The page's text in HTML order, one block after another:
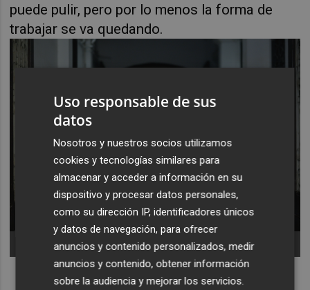
puede pulir, pero por lo menos la forma de
trabajar se va quedando.
Foto: KIKE TABERNER
Uso responsable de sus
datos
Nosotros y nuestros socios utilizamos
cookies y tecnologías similares para
almacenar y acceder a información en su
dispositivo y procesar datos personales,
como su dirección IP, identificadores únicos
y datos de navegación, para ofrecer
anuncios y contenido personalizados, medir
anuncios y contenido, obtener información
sobre la audiencia y mejorar los servicios.